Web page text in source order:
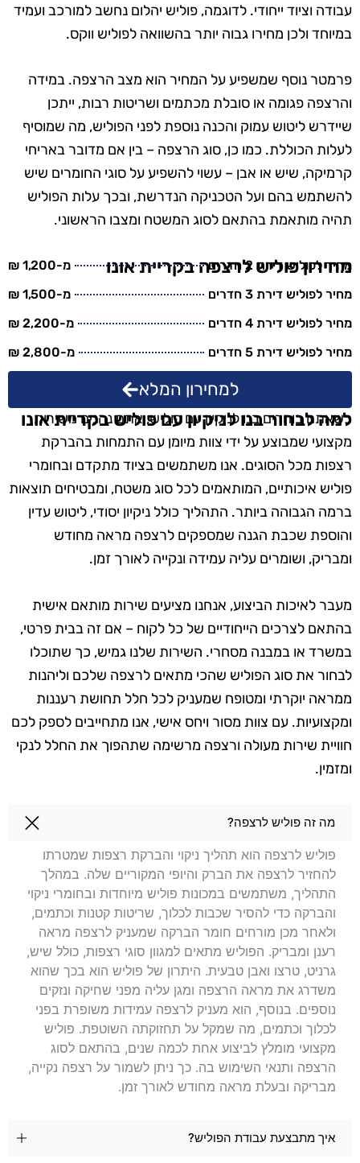
עבודה וציוד ייחודי. לדוגמה, פוליש יהלום נחשב למורכב ועמיד
במיוחד ולכן מחירו גבוה יותר בהשוואה לפוליש ווקס.
פרמטר נוסף שמשפיע על המחיר הוא מצב הרצפה. במידה
והרצפה פגומה או סובלת מכתמים ושריטות רבות, ייתכן
שיידרש ליטוש עמוק והכנה נוספת לפני הפוליש, מה שמוסיף
לעלות הכוללת. כמו כן, סוג הרצפה – בין אם מדובר באריחי
קרמיקה, שיש או אבן – עשוי להשפיע על סוגי החומרים שיש
להשתמש בהם ועל הטכניקה הנדרשת, ובכך עלות הפוליש
תהיה מותאמת בהתאם לסוג המשטח ומצבו הראשוני.
מחירון פוליש לרצפה בקריית אונו
מחיר לפוליש דירת 2 חדרים
מ-1,200 ₪
מחיר לפוליש דירת 3 חדרים
מ-1,500 ₪
מחיר לפוליש דירת 4 חדרים
מ-2,200 ₪
מחיר לפוליש דירת 5 חדרים
מ-2,800 ₪
למחירון המלא
למה לבחור בנו לניקיון עם פוליש בקריית אונו
כשאתם בוחרים בנו לניקיון עם פוליש, אתם נהנים משירות
מקצועי שמבוצע על ידי צוות מיומן עם התמחות בהברקת
רצפות מכל הסוגים. אנו משתמשים בציוד מתקדם ובחומרי
פוליש איכותיים, המותאמים לכל סוג משטח, ומבטיחים תוצאות
ברמה הגבוהה ביותר. התהליך כולל ניקיון יסודי, ליטוש עדין
והוספת שכבת הגנה שמספקים לרצפה מראה מחודש
ומבריק, ושומרים עליה עמידה ונקייה לאורך זמן.
מעבר לאיכות הביצוע, אנחנו מציעים שירות מותאם אישית
בהתאם לצרכים הייחודיים של כל לקוח – אם זה בבית פרטי,
במשרד או במבנה מסחרי. השירות שלנו גמיש, כך שתוכלו
לבחור את סוג הפוליש שהכי מתאים לרצפה שלכם וליהנות
ממראה יוקרתי ומטופח שמעניק לכל חלל תחושת רעננות
ומקצועיות. עם צוות מסור ויחס אישי, אנו מתחייבים לספק לכם
חוויית שירות מעולה ורצפה מרשימה שתהפוך את החלל לנקי
ומזמין.
שאלות בנושא פוליש לרצפה בקריית אונו
מה זה פוליש לרצפה?
פוליש לרצפה הוא תהליך ניקוי והברקת רצפות שמטרתו
להחזיר לרצפה את הברק והיופי המקוריים שלה. במהלך
התהליך, משתמשים במכונות פוליש מיוחדות ובחומרי ניקוי
והברקה כדי להסיר שכבות לכלוך, שריטות קטנות וכתמים,
ולאחר מכן מורחים חומר הברקה שמעניק לרצפה מראה
רענן ומבריק. הפוליש מתאים למגוון סוגי רצפות, כולל שיש,
גרניט, טרצו ואבן טבעית. היתרון של פוליש הוא בכך שהוא
משדרג את מראה הרצפה ומגן עליה מפני שחיקה ונזקים
נוספים. בנוסף, הוא מעניק לרצפה עמידות משופרת בפני
לכלוך וכתמים, מה שמקל על תחזוקתה השוטפת. פוליש
מקצועי מומלץ לביצוע אחת לכמה שנים, בהתאם לסוג
הרצפה ותנאי השימוש בה. כך ניתן לשמור על רצפה נקייה,
מבריקה ובעלת מראה מחודש לאורך זמן.
איך מתבצעת עבודת הפוליש?